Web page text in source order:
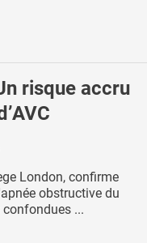
risque accru
London, confirme
obstructive du
...